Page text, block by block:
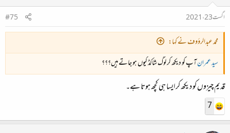
اگست 23، 2021
#75
محمد عبدالرؤوف نے کہا:
سید عمرانآپ کو دیکھ کر لوگ شاکڈ کیوں ہو جاتے ہیں؟؟؟
قدیم چیزوں کو دیکھ کر ایسا ہی کچھ ہوتا ہے۔
7